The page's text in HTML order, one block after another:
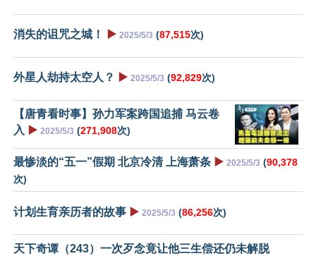
消失的诅咒之城！ ▶️ 2025/5/3 (87,515次)
外星人劫持太空人？ ▶️ 2025/5/3 (92,829次)
【唐青看时事】孙力军案跨国追捕 马云卷
入 ▶️ 2025/5/3 (271,908次)
最惨淡的“五一”假期 北京冷清 上海萧条 ▶️ 2025/5/3 (90,378
次)
计划生育亲历者的故事 ▶️ 2025/5/3 (86,256次)
天下奇谭（243）一次歹念竟让他三生偿还仍未解脱